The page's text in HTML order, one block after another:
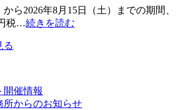
ら2026年8月15日（土）までの期間、
税…続きを読む
る
開催情報
所からのお知らせ